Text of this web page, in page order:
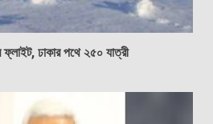
ঢাকার পথে ২৫০ যাত্রী